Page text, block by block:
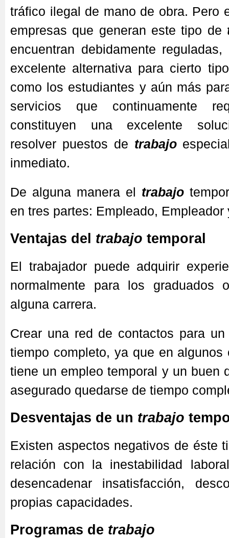
tráfico ilegal de mano de obra. Pero
empresas que generan este tipo de
encuentran debidamente
excelente alternativa para cierto
como los estudiantes y aún más
servicios que continuamente
constituyen una excelente
resolver puestos de trabajo
inmediato.
De alguna manera el trabajo
en tres partes: Empleado, Empleador
Ventajas del trabajo temporal
El trabajador puede adquirir
normalmente para los graduados
alguna carrera.
Crear una red de contactos para
tiempo completo, ya que en algunos
tiene un empleo temporal y un buen
asegurado quedarse de tiempo
Desventajas de un trabajo
Existen aspectos negativos de éste
relación con la inestabilidad
desencadenar insatisfacción,
propias capacidades.
Programas de trabajo